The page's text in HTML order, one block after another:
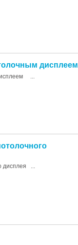
дисплеем
...
дисплея ...